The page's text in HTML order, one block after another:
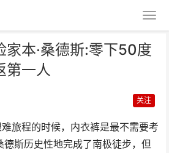
家本·桑德斯:零下50度
第一人
关注
旅程的时候，内衣裤是最不需要考
德斯历史性地完成了南极徒步，但
·桑德斯:零下